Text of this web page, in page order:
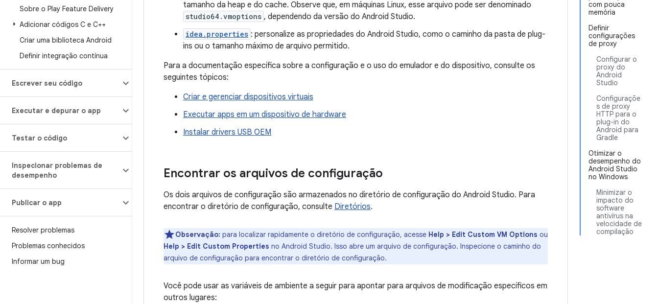
Sobre o Play Feature Delivery
Adicionar códigos C e C++
Criar uma biblioteca Android
Definir integração contínua
Escrever seu código
Executar e depurar o app
Testar o código
Inspecionar problemas de
desempenho
Publicar o app
Resolver problemas
Problemas conhecidos
Informar um bug
com pouca
memória
Definir
configurações
de proxy
Configurar o
proxy do
Android
Studio
Configuraçõe
s de proxy
HTTP para o
plug-in do
Android para
Gradle
Otimizar o
desempenho do
Android Studio
no Windows
Minimizar o
impacto do
software
antivírus na
velocidade de
compilação
tamanho da heap e do cache. Observe que, em máquinas Linux, esse arquivo pode ser denominado
studio64.vmoptions , dependendo da versão do Android Studio.
idea.properties : personalize as propriedades do Android Studio, como o caminho da pasta de plug-
ins ou o tamanho máximo de arquivo permitido.
Para a documentação específica sobre a configuração e o uso do emulador e do dispositivo, consulte os
seguintes tópicos:
Criar e gerenciar dispositivos virtuais
Executar apps em um dispositivo de hardware
Instalar drivers USB OEM
Encontrar os arquivos de configuração
Os dois arquivos de configuração são armazenados no diretório de configuração do Android Studio. Para
encontrar o diretório de configuração, consulte Diretórios.
Observação: para localizar rapidamente o diretório de configuração, acesse Help > Edit Custom VM Options ou
Help > Edit Custom Properties no Android Studio. Isso abre um arquivo de configuração. Inspecione o caminho do
arquivo de configuração para encontrar o diretório de configuração.
Você pode usar as variáveis de ambiente a seguir para apontar para arquivos de modificação específicos em
outros lugares: